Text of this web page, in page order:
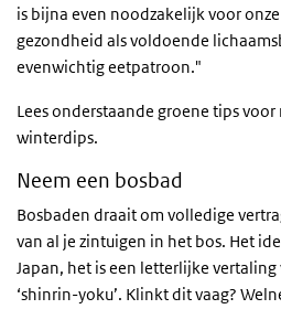
is bijna even noodzakelijk voor
gezondheid als voldoende
evenwichtig eetpatroon."
Lees onderstaande groene tips
winterdips.
Neem een bosbad
Bosbaden draait om volledige
van al je zintuigen in het bos. Het
Japan, het is een letterlijke vertaling
‘shinrin-yoku’. Klinkt dit vaag?